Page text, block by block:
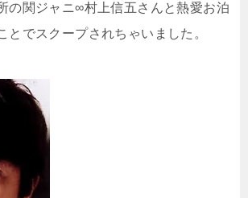
の関ジャニ∞村上信五さんと熱愛お泊
とでスクープされちゃいました。